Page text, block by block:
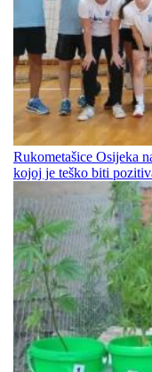
Rukometašice Osijeka
kojoj je teško biti